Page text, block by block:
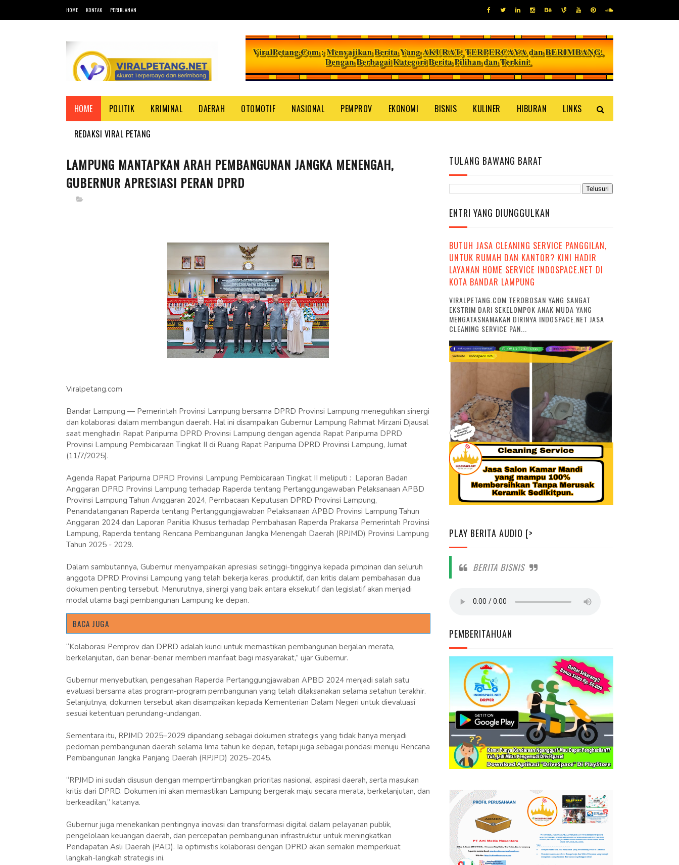
HOME KONTAK PERIKLANAN
HOME POLITIK KRIMINAL DAERAH OTOMOTIF NASIONAL PEMPROV EKONOMI BISNIS KULINER HIBURAN LINKS
REDAKSI VIRAL PETANG
LAMPUNG MANTAPKAN ARAH PEMBANGUNAN JANGKA MENENGAH,
GUBERNUR APRESIASI PERAN DPRD
Viralpetang.com
‎Bandar Lampung — Pemerintah Provinsi Lampung bersama DPRD Provinsi Lampung meneguhkan sinergi
dan kolaborasi dalam membangun daerah. Hal ini disampaikan Gubernur Lampung Rahmat Mirzani Djausal
saat menghadiri Rapat Paripurna DPRD Provinsi Lampung dengan agenda Rapat Paripurna DPRD
Provinsi Lampung Pembicaraan Tingkat II di Ruang Rapat Paripurna DPRD Provinsi Lampung, Jumat
(11/7/2025).
Agenda Rapat Paripurna DPRD Provinsi Lampung Pembicaraan Tingkat II meliputi : Laporan Badan
Anggaran DPRD Provinsi Lampung terhadap Raperda tentang Pertanggungawaban Pelaksanaan APBD
Provinsi Lampung Tahun Anggaran 2024, Pembacaan Keputusan DPRD Provinsi Lampung,
Penandatanganan Raperda tentang Pertanggungjawaban Pelaksanaan APBD Provinsi Lampung Tahun
Anggaran 2024 dan Laporan Panitia Khusus terhadap Pembahasan Raperda Prakarsa Pemerintah Provinsi
Lampung, Raperda tentang Rencana Pembangunan Jangka Menengah Daerah (RPJMD) Provinsi Lampung
Tahun 2025 - 2029.
Dalam sambutannya, Gubernur menyampaikan apresiasi setinggi-tingginya kepada pimpinan dan seluruh
anggota DPRD Provinsi Lampung yang telah bekerja keras, produktif, dan kritis dalam pembahasan dua
dokumen penting tersebut. Menurutnya, sinergi yang baik antara eksekutif dan legislatif akan menjadi
modal utama bagi pembangunan Lampung ke depan.
BACA JUGA
“Kolaborasi Pemprov dan DPRD adalah kunci untuk memastikan pembangunan berjalan merata,
berkelanjutan, dan benar-benar memberi manfaat bagi masyarakat,” ujar Gubernur.
Gubernur menyebutkan, pengesahan Raperda Pertanggungjawaban APBD 2024 menjadi salah satu
evaluasi bersama atas program-program pembangunan yang telah dilaksanakan selama setahun terakhir.
Selanjutnya, dokumen tersebut akan disampaikan kepada Kementerian Dalam Negeri untuk dievaluasi
sesuai ketentuan perundang-undangan.
Sementara itu, RPJMD 2025–2029 dipandang sebagai dokumen strategis yang tidak hanya menjadi
pedoman pembangunan daerah selama lima tahun ke depan, tetapi juga sebagai pondasi menuju Rencana
Pembangunan Jangka Panjang Daerah (RPJPD) 2025–2045.
“RPJMD ini sudah disusun dengan mempertimbangkan prioritas nasional, aspirasi daerah, serta masukan
kritis dari DPRD. Dokumen ini akan memastikan Lampung bergerak maju secara merata, berkelanjutan, dan
berkeadilan,” katanya.
Gubernur juga menekankan pentingnya inovasi dan transformasi digital dalam pelayanan publik,
pengelolaan keuangan daerah, dan percepatan pembangunan infrastruktur untuk meningkatkan
Pendapatan Asli Daerah (PAD). Ia optimistis kolaborasi dengan DPRD akan semakin memperkuat
langkah-langkah strategis ini.
TULANG BAWANG BARAT
ENTRI YANG DIUNGGULKAN
BUTUH JASA CLEANING SERVICE PANGGILAN,
UNTUK RUMAH DAN KANTOR? KINI HADIR
LAYANAN HOME SERVICE INDOSPACE.NET DI
KOTA BANDAR LAMPUNG
VIRALPETANG.COM TEROBOSAN YANG SANGAT
EKSTRIM DARI SEKELOMPOK ANAK MUDA YANG
MENGATASNAMAKAN DIRINYA INDOSPACE.NET JASA
CLEANING SERVICE PAN...
PLAY BERITA AUDIO [>
BERITA BISNIS
PEMBERITAHUAN